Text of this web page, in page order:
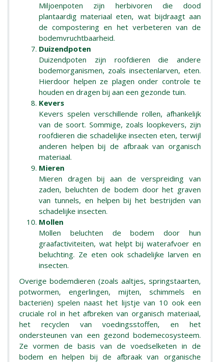
Miljoenpoten zijn herbivoren die dood
plantaardig materiaal eten, wat bijdraagt aan
de compostering en het verbeteren van de
bodemvruchtbaarheid.
Duizendpoten
Duizendpoten zijn roofdieren die andere
bodemorganismen, zoals insectenlarven, eten.
Hierdoor helpen ze plagen onder controle te
houden en dragen bij aan een gezonde tuin.
Kevers
Kevers spelen verschillende rollen, afhankelijk
van de soort. Sommige, zoals loopkevers, zijn
roofdieren die schadelijke insecten eten, terwijl
anderen helpen bij de afbraak van organisch
materiaal.
Mieren
Mieren dragen bij aan de verspreiding van
zaden, beluchten de bodem door het graven
van tunnels, en helpen bij het bestrijden van
schadelijke insecten.
Mollen
Mollen beluchten de bodem door hun
graafactiviteiten, wat helpt bij waterafvoer en
beluchting. Ze eten ook schadelijke larven en
insecten.
Overige bodemdieren (zoals aaltjes, springstaarten,
potwormen, engerlingen, mijten, schimmels en
bacteriën) spelen naast het lijstje van 10 ook een
cruciale rol in het afbreken van organisch materiaal,
het recyclen van voedingsstoffen, en het
ondersteunen van een gezond bodemecosysteem.
Ze vormen de basis van de voedselketen in de
bodem en helpen bij de afbraak van organische